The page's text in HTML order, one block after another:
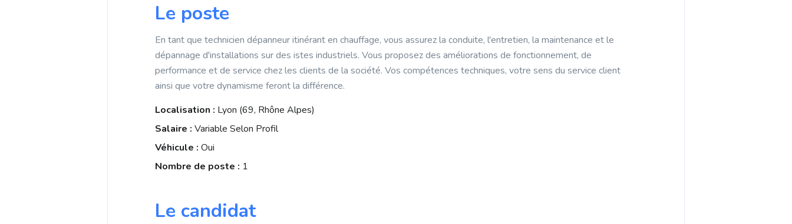
Le poste
En tant que technicien dépanneur itinérant en chauffage, vous assurez la conduite, l'entretien, la maintenance et le
dépannage d'installations sur des istes industriels. Vous proposez des améliorations de fonctionnement, de
performance et de service chez les clients de la société. Vos compétences techniques, votre sens du service client
ainsi que votre dynamisme feront la différence.
Localisation : Lyon (69, Rhône Alpes)
Salaire : Variable Selon Profil
Véhicule : Oui
Nombre de poste : 1
Le candidat